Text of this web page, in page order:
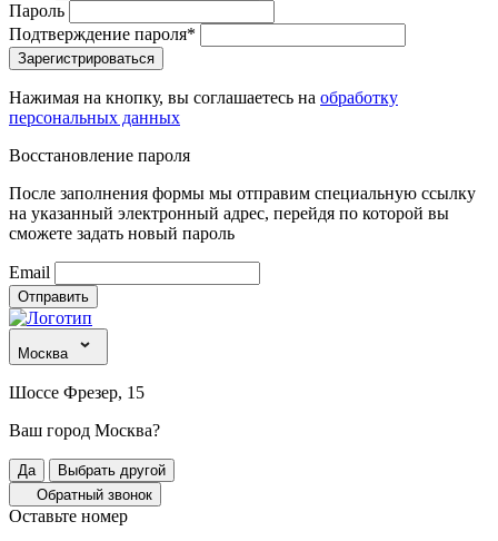
Пароль
Подтверждение пароля*
Зарегистрироваться
Нажимая на кнопку, вы соглашаетесь на обработку
персональных данных
Восстановление пароля
После заполнения формы мы отправим специальную ссылку
на указанный электронный адрес, перейдя по которой вы
сможете задать новый пароль
Email
Отправить
Москва
Шоссе Фрезер, 15
Ваш город Москва?
Да
Выбрать другой
Обратный звонок
Оставьте номер